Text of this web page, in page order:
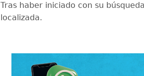
Tras haber iniciado con su
localizada.